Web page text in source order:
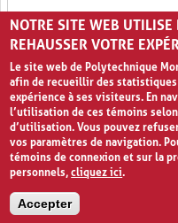
Quiz (6) Enseignement
NOTRE SITE WEB
REHAUSSER VOTRE
Le site web de Polytechnique
afin de recueillir des
expérience à ses visiteurs. En
l’utilisation de ces témoins
d’utilisation. Vous pouvez
vos paramètres de navigation.
témoins de connexion et sur la
personnels,cliquez ici.
Accepter